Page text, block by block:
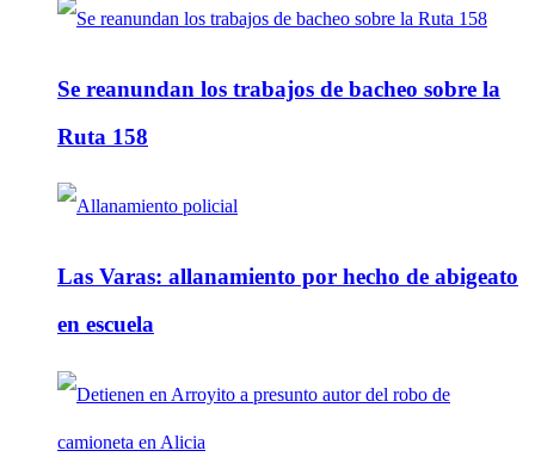
Se reanundan los trabajos de bacheo sobre la
Ruta 158
Las Varas: allanamiento por hecho de abigeato
en escuela